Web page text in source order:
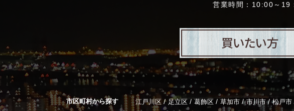
営業時間：10:00～19
市区町村から探す 江戸川区 / 足立区 / 葛飾区 / 草加市 / 市川市 / 松戸市